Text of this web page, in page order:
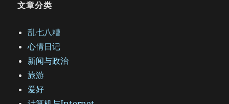
文章分类
乱七八糟
心情日记
新闻与政治
旅游
爱好